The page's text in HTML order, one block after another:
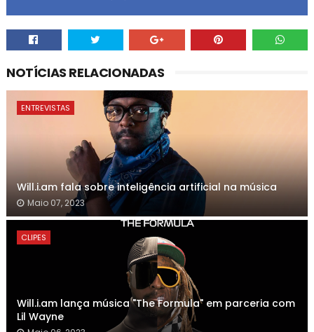
NOTÍCIAS RELACIONADAS
ENTREVISTAS
Will.i.am fala sobre inteligência artificial na música
Maio 07, 2023
CLIPES
Will.i.am lança música "The Formula" em parceria com
Lil Wayne